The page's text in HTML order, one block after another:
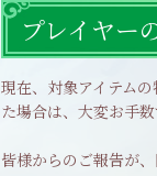
プレイヤー
現在、対象アイテム
た場合は、大変お手
皆様からのご報告が